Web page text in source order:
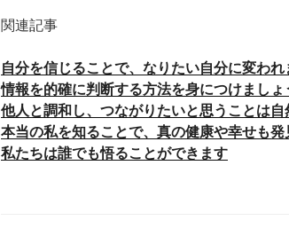
関連記事
自分を信じることで、なりたい自分に変われ
情報を的確に判断する方法を身につけましょ
他人と調和し、つながりたいと思うことは自
本当の私を知ることで、真の健康や幸せも発
私たちは誰でも悟ることができます